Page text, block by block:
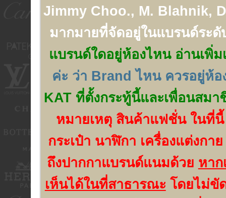
Jimmy Choo., M. Blahnik,
มากมายที่จัดอยู่ในแบรนด์ระ
แบรนด์ใดอยู่ห้องไหน อ่านเพิ่ม
ค่ะ ว่า Brand ไหน ควรอยู่ห้
KAT ที่ตั้งกระทู้นี้และเพื่อนสม
หมายเหตุ สินค้าแฟชั่น ในที่นี้
กระเป๋า นาฬิกา เครื่องแต่งกา
ถึงปากกาแบรนด์แนมด้วย หาก
เห็นได้ในที่สาธารณะ โดยไม่ขั